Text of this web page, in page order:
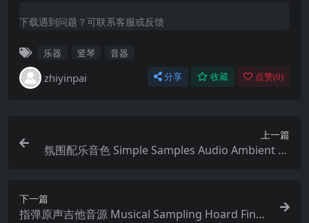
下载遇到问题？可联系客服或反馈
乐器 竖琴 音器
zhiyinpai 分享 收藏 点赞(0)
上一篇
氛围配乐音色 Simple Samples Audio Ambient Sc
下一篇
指弹原声吉他音源 Musical Sampling Hoard Finge